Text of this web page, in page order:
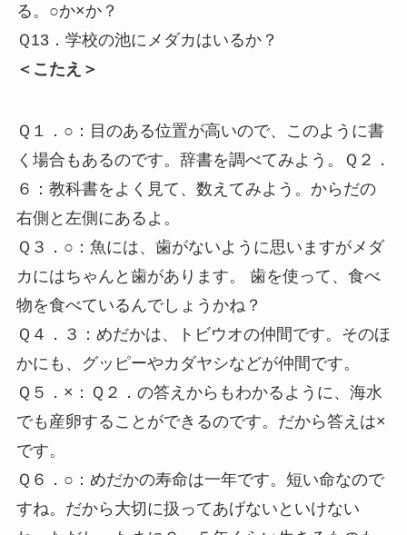
る。○か×か？
Ｑ13．学校の池にメダカはいるか？
＜こたえ＞
Ｑ１．○：目のある位置が高いので、このように書
く場合もあるのです。辞書を調べてみよう。Ｑ２．
６：教科書をよく見て、数えてみよう。からだの
右側と左側にあるよ。
Ｑ３．○：魚には、歯がないように思いますがメダ
カにはちゃんと歯があります。 歯を使って、食べ
物を食べているんでしょうかね？
Ｑ４．３：めだかは、トビウオの仲間です。そのほ
かにも、グッピーやカダヤシなどが仲間です。
Ｑ５．×：Ｑ２．の答えからもわかるように、海水
でも産卵することができるのです。だから答えは×
です。
Ｑ６．○：めだかの寿命は一年です。短い命なので
すね。だから大切に扱ってあげないといけない